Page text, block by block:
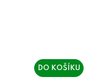
DO KOŠÍKU